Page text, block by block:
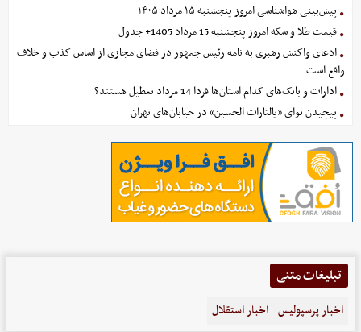
پیش‌بینی هواشناسی امروز پنجشنبه ۱۵ مرداد ۱۴۰۵
قیمت طلا و سکه امروز پنجشنبه 15 مرداد 1405+ جدول
ادعای واکنش رهبری به نامه رئیس جمهور در فضای مجازی از اساس کذب و خلاف
واقع است
ادارات و بانک‌های کدام استان‌ها فردا 14 مرداد تعطیل هستند؟
پیچیدن نوای «یالثارات الحسین» در خیابان‌های تهران
تبلیغات متنی
اخبار پرسپولیس اخبار استقلال